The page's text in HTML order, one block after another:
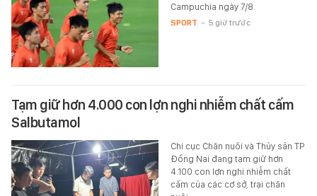
Campuchia ngày 7/8.
SPORT - 5 giờ trước
Tạm giữ hơn 4.000 con lợn nghi nhiễm chất cấm
Salbutamol
Chi cục Chăn nuôi và Thủy sản TP
Đồng Nai đang tạm giữ hơn
4.100 con lợn nghi nhiễm chất
cấm của các cơ sở, trại chăn